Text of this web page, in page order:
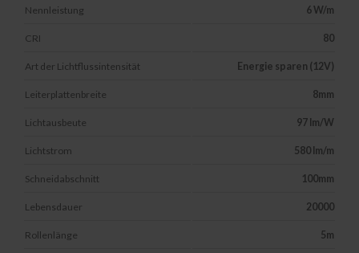
Nennleistung 6 W/m
CRI 80
Art der Lichtflussintensität Energie sparen (12V)
Leiterplattenbreite 8mm
Lichtausbeute 97 lm/W
Lichtstrom 580 lm/m
Schneidabschnitt 100mm
Lebensdauer 20000
Rollenlänge 5m